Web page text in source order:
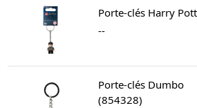
Porte-clés Harry
--
Porte-clés Dumbo
(854328)